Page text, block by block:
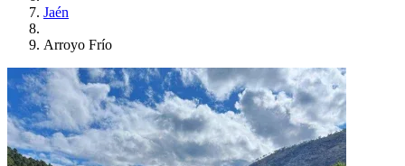
Jaén
Arroyo Frío